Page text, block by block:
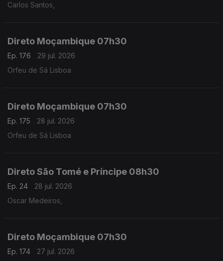
Carlos Santos,
Direto Moçambique 07h30
Ep. 176
29 jul. 2026
Orfeu de Sá Lisboa
Direto Moçambique 07h30
Ep. 175
28 jul. 2026
Orfeu de Sá Lisboa
Direto São Tomé e Príncipe 08h30
Ep. 24
28 jul. 2026
Oscar Medeiros,
Direto Moçambique 07h30
Ep. 174
27 jul. 2026